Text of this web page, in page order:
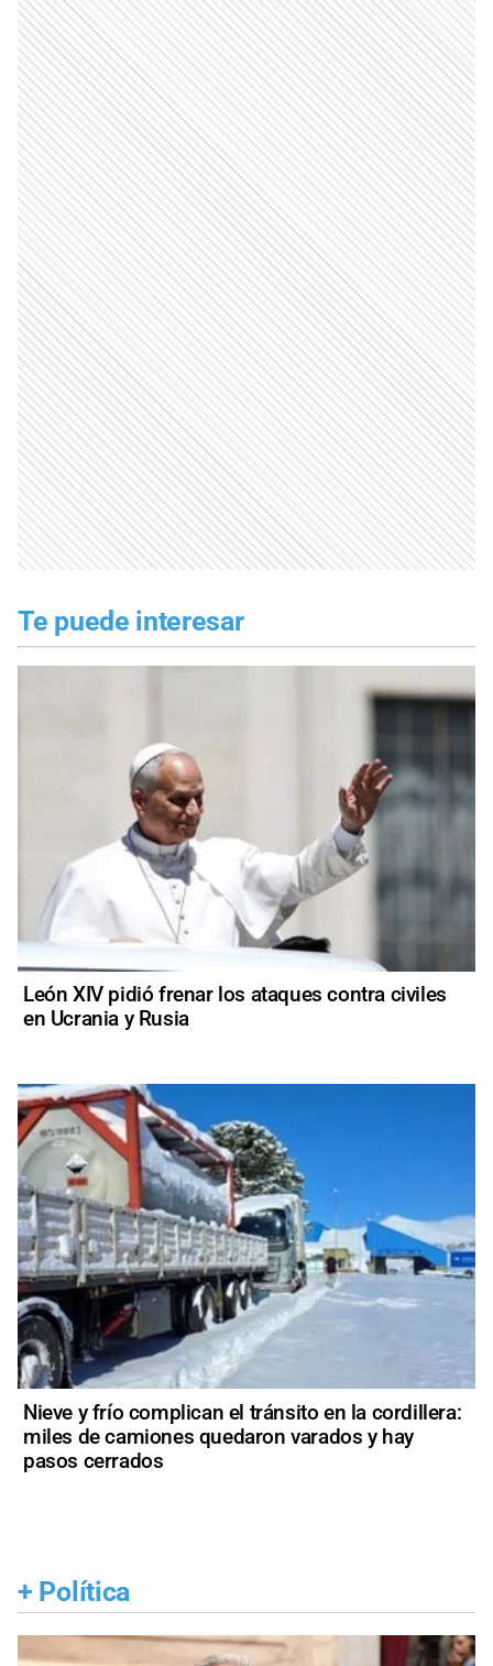
Te puede interesar
León XIV pidió frenar los ataques contra civiles
en Ucrania y Rusia
Nieve y frío complican el tránsito en la cordillera:
miles de camiones quedaron varados y hay
pasos cerrados
+ Política